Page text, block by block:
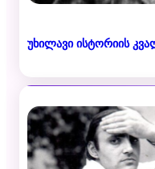
უხილავი ისტორიის